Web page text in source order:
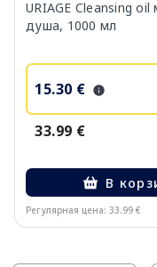
URIAGE Cleansing
душа, 1000 мл
15.30 €
33.99 €
В
Регулярная цена: 33.99 €